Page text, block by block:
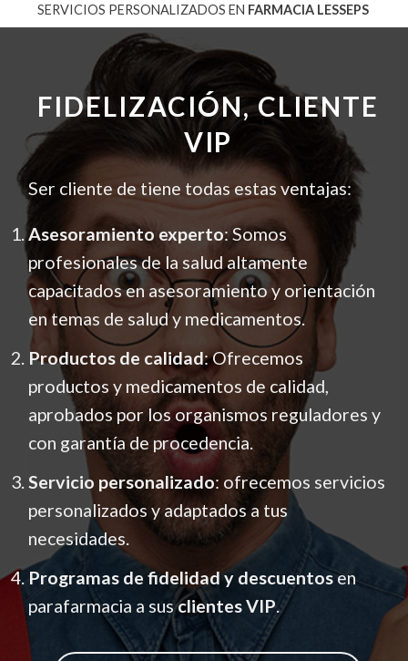
SERVICIOS PERSONALIZADOS EN FARMACIA LESSEPS
FIDELIZACIÓN, CLIENTE
VIP
Ser cliente de tiene todas estas ventajas:
Asesoramiento experto: Somos
profesionales de la salud altamente
capacitados en asesoramiento y orientación
en temas de salud y medicamentos.
Productos de calidad: Ofrecemos
productos y medicamentos de calidad,
aprobados por los organismos reguladores y
con garantía de procedencia.
Servicio personalizado: ofrecemos servicios
personalizados y adaptados a tus
necesidades.
Programas de fidelidad y descuentosen
parafarmacia a susclientes VIP.